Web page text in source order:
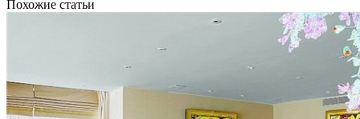
Похожие статьи